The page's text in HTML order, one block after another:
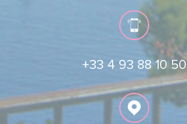
+33 4 93 88 10 50